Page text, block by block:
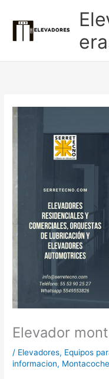
contenido
Elevador
/ Elevadores, Equipos
informacion,